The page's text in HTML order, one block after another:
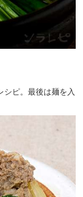
シピ。最後は麺を入